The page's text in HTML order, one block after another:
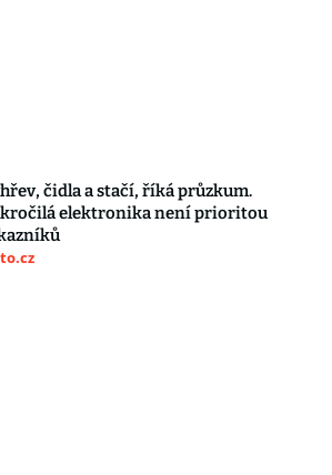
čidla a stačí, říká průzkum.
elektronika není prioritou